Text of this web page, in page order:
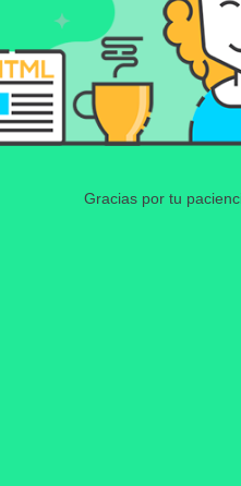
Gracias por tu